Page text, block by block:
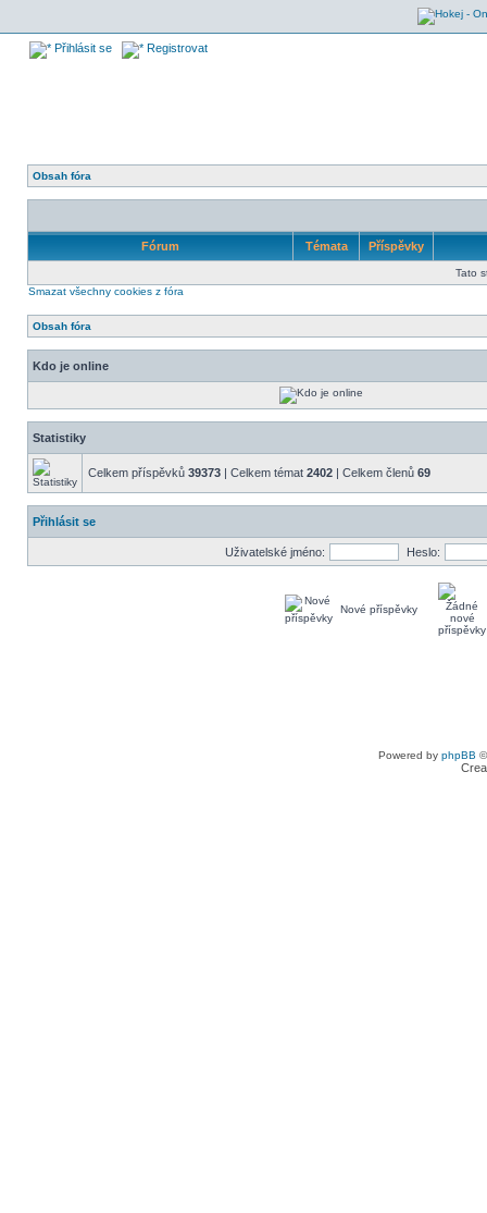
Přihlásit se Registrovat
Obsah fóra
Fórum Témata Příspěvky
Tato
Smazat všechny cookies z fóra
Obsah fóra
Kdo je online
Statistiky
Celkem příspěvků 39373 | Celkem témat 2402 | Celkem členů 69
Přihlásit se
Uživatelské jméno: Heslo:
Nové příspěvky
Powered by phpBB